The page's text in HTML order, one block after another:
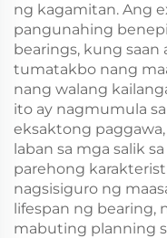
ng kagamitan. Ang
pangunahing
bearings, kung saan
tumatakbo nang
nang walang
ito ay nagmumula
eksaktong
laban sa mga salik
parehong
nagsisiguro ng
lifespan ng bearing,
mabuting planning